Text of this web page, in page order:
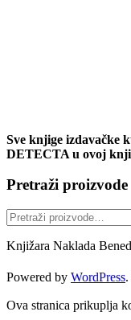
Sve knjige
DETECTA u ovoj
Pretraži proizvode
Pretraži:
Knjižara Naklada
Powered by WordPress
Ova stranica prikuplja